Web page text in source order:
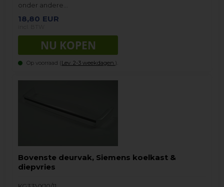
onder andere…
18,80 EUR
Op voorraad (Lev. 2-3 weekdagen. ).
Bovenste deurvak, Siemens koelkast &
diepvries